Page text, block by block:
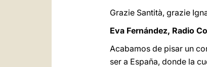
Grazie Santità, grazie
Eva Fernández, Radio
Acabamos de pisar un
ser a España, donde la